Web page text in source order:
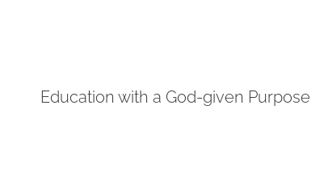
Education with a God-given Purpose